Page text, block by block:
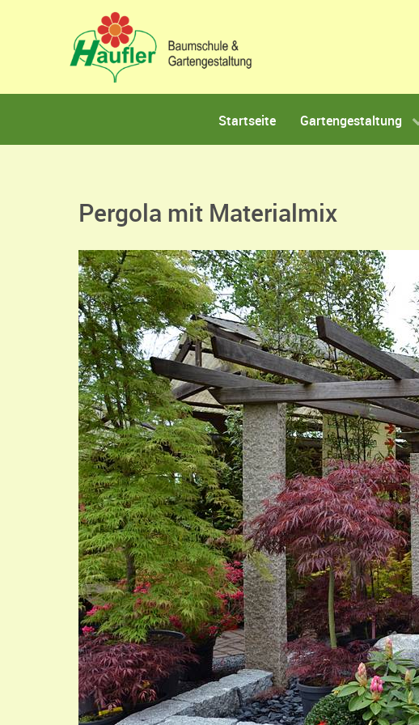
Startseite Gartengestaltung
Pergola mit Materialmix